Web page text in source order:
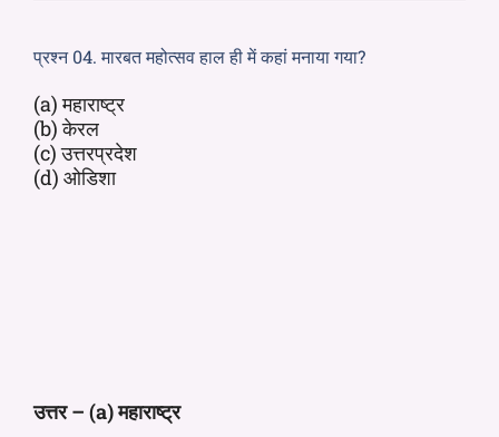
प्रश्न 04. मारबत महोत्सव हाल ही में कहां मनाया गया?
(a) महाराष्ट्र
(b) केरल
(c) उत्तरप्रदेश
(d) ओडिशा
उत्तर – (a) महाराष्ट्र